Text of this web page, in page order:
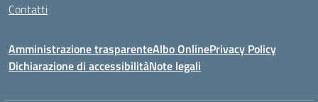
Contatti
Amministrazione trasparenteAlbo OnlinePrivacy Policy
Dichiarazione di accessibilitàNote legali